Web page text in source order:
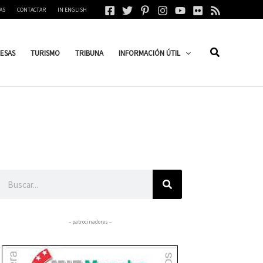
CONTACTAR IN ENGLISH
TURISMO TRIBUNA INFORMACIÓN ÚTIL
– patrocinadores –